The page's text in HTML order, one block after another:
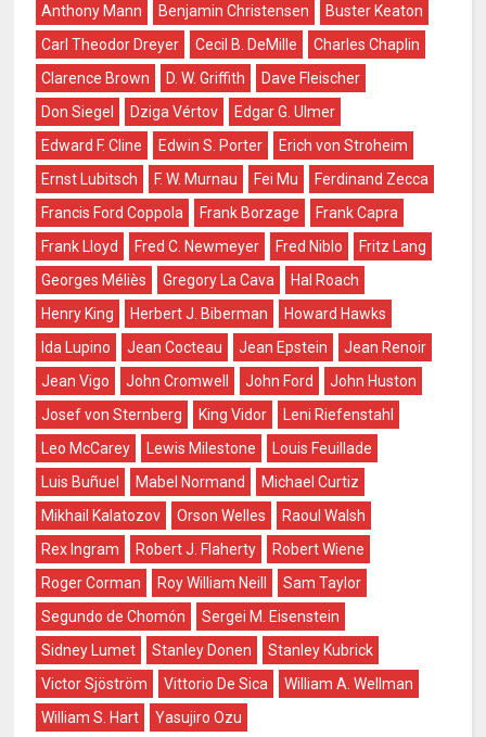
Anthony Mann
Benjamin Christensen
Buster Keaton
Carl Theodor Dreyer
Cecil B. DeMille
Charles Chaplin
Clarence Brown
D. W. Griffith
Dave Fleischer
Don Siegel
Dziga Vértov
Edgar G. Ulmer
Edward F. Cline
Edwin S. Porter
Erich von Stroheim
Ernst Lubitsch
F. W. Murnau Fei Mu
Ferdinand Zecca
Francis Ford Coppola
Frank Borzage
Frank Capra
Frank Lloyd
Fred C. Newmeyer Fred Niblo
Fritz Lang
Georges Méliès
Gregory La Cava
Hal Roach
Henry King
Herbert J. Biberman
Howard Hawks
Ida Lupino
Jean Cocteau Jean Epstein
Jean Renoir
Jean Vigo
John Cromwell John Ford
John Huston
Josef von Sternberg
King Vidor
Leni Riefenstahl
Leo McCarey
Lewis Milestone
Louis Feuillade
Luis Buñuel
Mabel Normand
Michael Curtiz
Mikhail Kalatozov
Orson Welles
Raoul Walsh
Rex Ingram
Robert J. Flaherty
Robert Wiene
Roger Corman
Roy William Neill
Sam Taylor
Segundo de Chomón
Sergei M. Eisenstein
Sidney Lumet
Stanley Donen
Stanley Kubrick
Victor Sjöström
Vittorio De Sica
William A. Wellman
William S. Hart
Yasujiro Ozu